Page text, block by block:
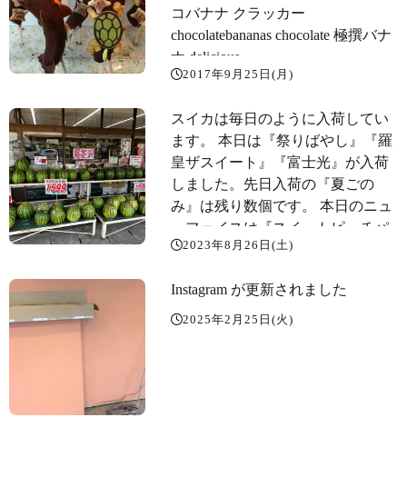
コバナナ クラッカー
chocolatebananas chocolate 極撰バナ
ナ delicious
2017年9月25日(月)
スイカは毎日のように入荷してい
ます。 本日は『祭りばやし』『羅
皇ザスイート』『富士光』が入荷
しました。先日入荷の『夏ごの
み』は残り数個です。 本日のニュ
ーフェイスは『スイートピーチパ
イ』&『梨パイ』
2023年8月26日(土)
Instagram が更新されました
2025年2月25日(火)